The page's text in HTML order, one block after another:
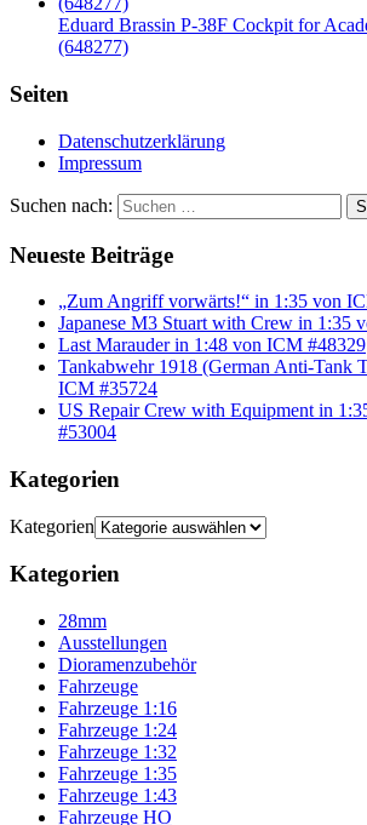
Eduard Brassin P-38F Cockpit for
(648277)
Seiten
Datenschutzerklärung
Impressum
Suchen nach:
Neueste Beiträge
„Zum Angriff vorwärts!“ in 1:35 von
Japanese M3 Stuart with Crew in 1:35
Last Marauder in 1:48 von ICM #48329
Tankabwehr 1918 (German Anti-Tank
ICM #35724
US Repair Crew with Equipment in
#53004
Kategorien
Kategorien
Kategorien
28mm
Ausstellungen
Dioramenzubehör
Fahrzeuge
Fahrzeuge 1:16
Fahrzeuge 1:24
Fahrzeuge 1:32
Fahrzeuge 1:35
Fahrzeuge 1:43
Fahrzeuge HO